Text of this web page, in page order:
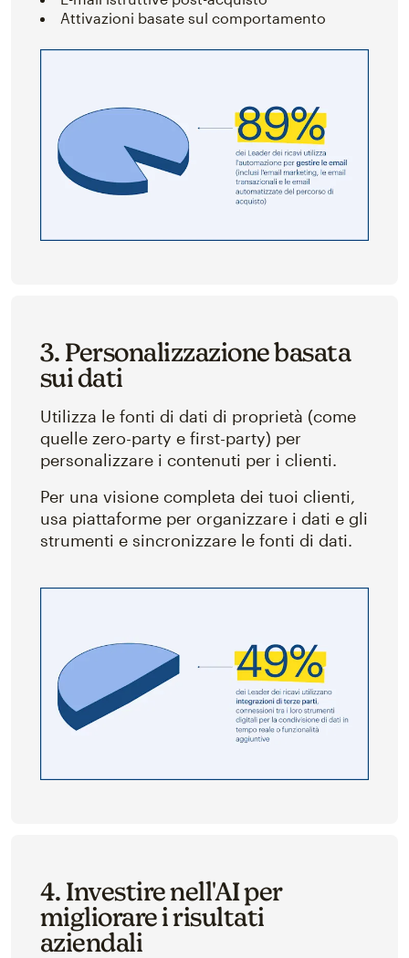
Attivazioni basate sul comportamento
3. Personalizzazione basata
sui dati
Utilizza le fonti di dati di proprietà (come
quelle zero-party e first-party) per
personalizzare i contenuti per i clienti.
Per una visione completa dei tuoi clienti,
usa piattaforme per organizzare i dati e gli
strumenti e sincronizzare le fonti di dati.
4. Investire nell'AI per
migliorare i risultati
aziendali